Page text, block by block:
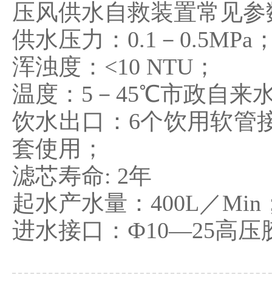
压风供水自救装置常见参
供水压力：0.1－0.5MPa
浑浊度：<10 NTU；
温度：5－45℃市政自来
饮水出口：6个饮用软管
套使用；
滤芯寿命: 2年
起水产水量：400L／Min
进水接口：Ф10—25高压